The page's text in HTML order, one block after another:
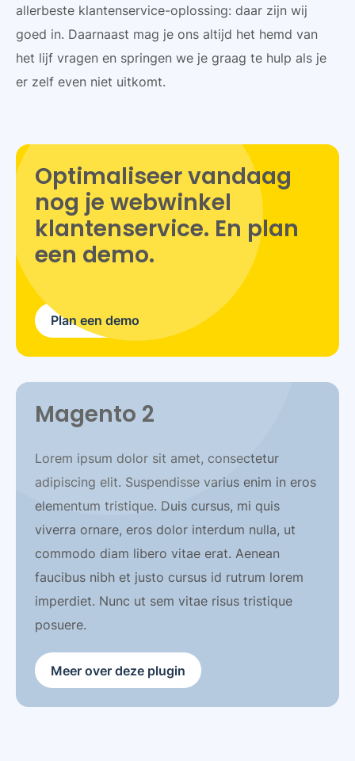
allerbeste klantenservice-oplossing: daar zijn wij
goed in. Daarnaast mag je ons altijd het hemd van
het lijf vragen en springen we je graag te hulp als je
er zelf even niet uitkomt.
Optimaliseer vandaag
nog je webwinkel
klantenservice. En plan
een demo.
Plan een demo
Magento 2
Lorem ipsum dolor sit amet, consectetur
adipiscing elit. Suspendisse varius enim in eros
elementum tristique. Duis cursus, mi quis
viverra ornare, eros dolor interdum nulla, ut
commodo diam libero vitae erat. Aenean
faucibus nibh et justo cursus id rutrum lorem
imperdiet. Nunc ut sem vitae risus tristique
posuere.
Meer over deze plugin